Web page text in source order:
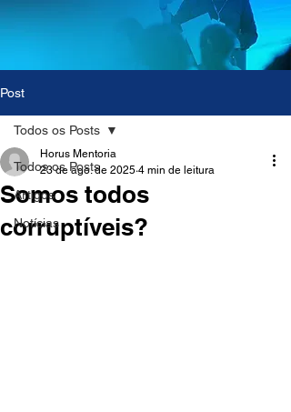
Post
Todos os Posts
Artigos
Notícias
Todos os Posts
Somos todos
corruptíveis?
Horus Mentoria
23 de ago. de 2025 4 min de leitura